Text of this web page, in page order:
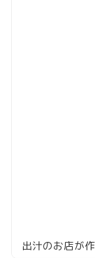
出汁のお店が